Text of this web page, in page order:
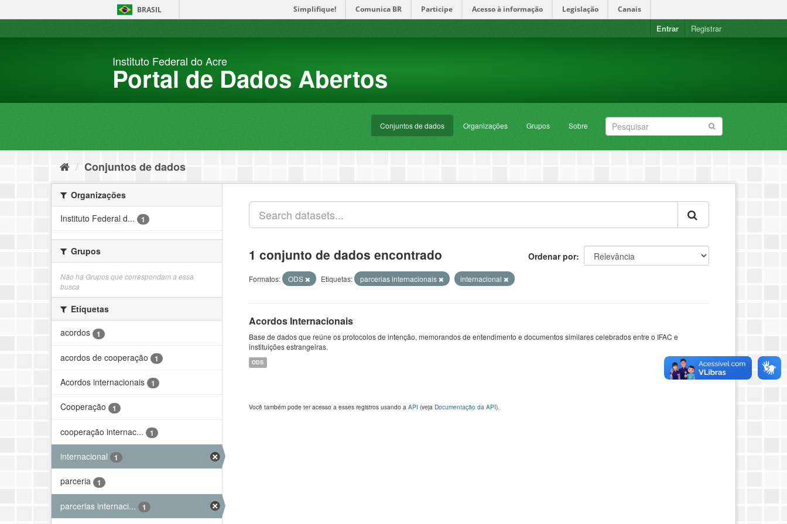
BRASIL Simplifique! Comunica BR Participe Acesso à informação Legislação Canais
Entrar Registrar
Instituto Federal do Acre
Portal de Dados Abertos
Conjuntos de dados Organizações Grupos Sobre
Conjuntos de dados
Organizações
Instituto Federal d...
1
Grupos
Não há Grupos que correspondam a essa
busca
Etiquetas
acordos
1
acordos de cooperação 1
Acordos internacionais 1
Cooperação 1
cooperação internac... 1
internacional 1
parceria 1
parcerias internaci...
1
Ordenar por
1 conjunto de dados encontrado
Formatos: ODS Etiquetas: parcerias internacionais internacional
Acordos Internacionais
Base de dados que reúne os protocolos de intenção, memorandos de entendimento e documentos similares celebrados entre o IFAC e
instituições estrangeiras.
ODS
Você também pode ter acesso a esses registros usando a API (veja Documentação da API).